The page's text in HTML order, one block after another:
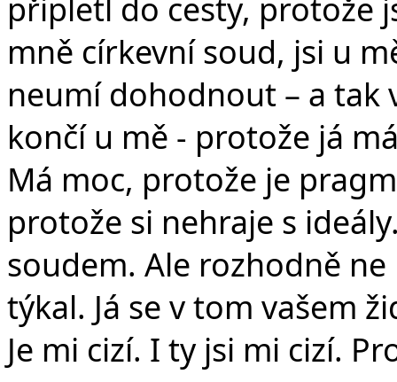
připletl do cesty, protože
mně církevní soud, jsi u
neumí dohodnout – a tak
končí u mě - protože já
Má moc, protože je
protože si nehraje s
soudem. Ale rozhodně
týkal. Já se v tom vašem
Je mi cizí. I ty jsi mi cizí.